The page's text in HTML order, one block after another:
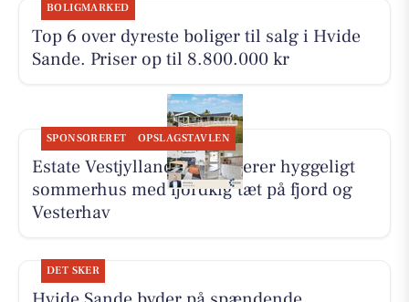
BOLIGMARKED
Top 6 over dyreste boliger til salg i Hvide
Sande. Priser op til 8.800.000 kr
SPONSORERET OPSLAGSTAVLEN
Estate Vestjylland præsenterer hyggeligt
sommerhus med fjordkig tæt på fjord og
Vesterhav
DET SKER